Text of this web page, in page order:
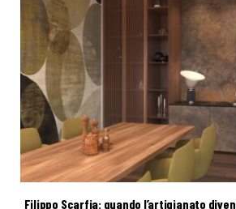
Filippo Scarfia: quando l’artigianato